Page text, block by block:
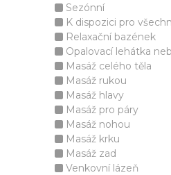
Sezónní
K dispozici pro
Relaxační bazének
Opalovací lehátka
Masáž celého těla
Masáž rukou
Masáž hlavy
Masáž pro páry
Masáž nohou
Masáž krku
Masáž zad
Venkovní lázeň